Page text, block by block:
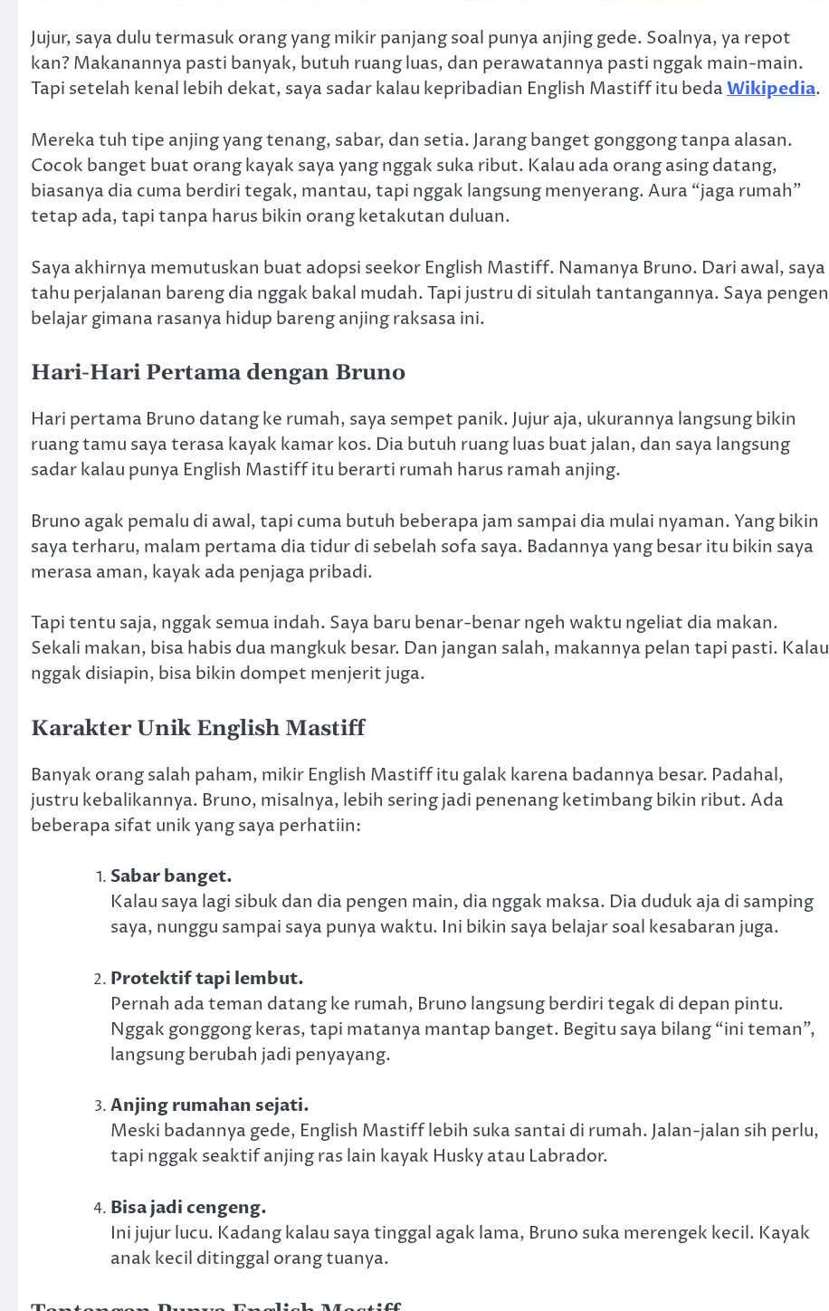
Jujur, saya dulu termasuk orang yang mikir panjang soal punya anjing gede. Soalnya, ya repot
kan? Makanannya pasti banyak, butuh ruang luas, dan perawatannya pasti nggak main-main.
Tapi setelah kenal lebih dekat, saya sadar kalau kepribadian English Mastiff itu bedaWikipedia.
Mereka tuh tipe anjing yang tenang, sabar, dan setia. Jarang banget gonggong tanpa alasan.
Cocok banget buat orang kayak saya yang nggak suka ribut. Kalau ada orang asing datang,
biasanya dia cuma berdiri tegak, mantau, tapi nggak langsung menyerang. Aura “jaga rumah”
tetap ada, tapi tanpa harus bikin orang ketakutan duluan.
Saya akhirnya memutuskan buat adopsi seekor English Mastiff. Namanya Bruno. Dari awal, saya
tahu perjalanan bareng dia nggak bakal mudah. Tapi justru di situlah tantangannya. Saya pengen
belajar gimana rasanya hidup bareng anjing raksasa ini.
Hari-Hari Pertama dengan Bruno
Hari pertama Bruno datang ke rumah, saya sempet panik. Jujur aja, ukurannya langsung bikin
ruang tamu saya terasa kayak kamar kos. Dia butuh ruang luas buat jalan, dan saya langsung
sadar kalau punya English Mastiff itu berarti rumah harus ramah anjing.
Bruno agak pemalu di awal, tapi cuma butuh beberapa jam sampai dia mulai nyaman. Yang bikin
saya terharu, malam pertama dia tidur di sebelah sofa saya. Badannya yang besar itu bikin saya
merasa aman, kayak ada penjaga pribadi.
Tapi tentu saja, nggak semua indah. Saya baru benar-benar ngeh waktu ngeliat dia makan.
Sekali makan, bisa habis dua mangkuk besar. Dan jangan salah, makannya pelan tapi pasti. Kalau
nggak disiapin, bisa bikin dompet menjerit juga.
Karakter Unik English Mastiff
Banyak orang salah paham, mikir English Mastiff itu galak karena badannya besar. Padahal,
justru kebalikannya. Bruno, misalnya, lebih sering jadi penenang ketimbang bikin ribut. Ada
beberapa sifat unik yang saya perhatiin:
Sabar banget.
Kalau saya lagi sibuk dan dia pengen main, dia nggak maksa. Dia duduk aja di samping
saya, nunggu sampai saya punya waktu. Ini bikin saya belajar soal kesabaran juga.
Protektif tapi lembut.
Pernah ada teman datang ke rumah, Bruno langsung berdiri tegak di depan pintu.
Nggak gonggong keras, tapi matanya mantap banget. Begitu saya bilang “ini teman”,
langsung berubah jadi penyayang.
Anjing rumahan sejati.
Meski badannya gede, English Mastiff lebih suka santai di rumah. Jalan-jalan sih perlu,
tapi nggak seaktif anjing ras lain kayak Husky atau Labrador.
Bisa jadi cengeng.
Ini jujur lucu. Kadang kalau saya tinggal agak lama, Bruno suka merengek kecil. Kayak
anak kecil ditinggal orang tuanya.